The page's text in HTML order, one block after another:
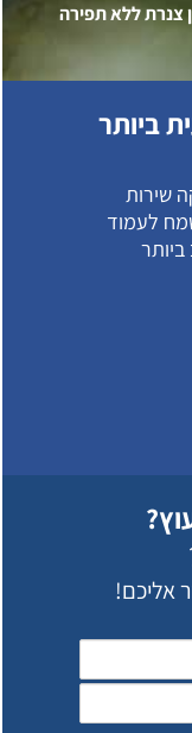
צנרת ללא תפירה
ביותר
שירות
לעמוד
אליכם!